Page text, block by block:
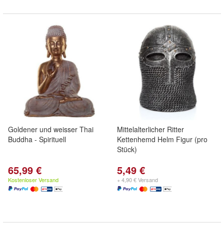
Goldener und weisser Thai
Buddha - Spirituell
65,99 €
Kostenloser Versand
Mittelalterlicher Ritter
Kettenhemd Helm Figur (pro
Stück)
5,49 €
+ 4,90 € Versand